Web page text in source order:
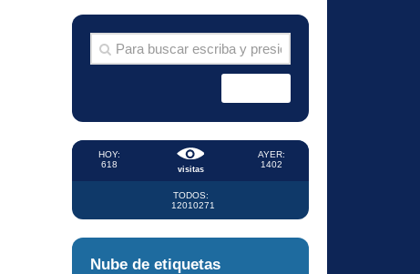
visitas
HOY:
618
AYER:
1402
TODOS:
12010271
Nube de etiquetas